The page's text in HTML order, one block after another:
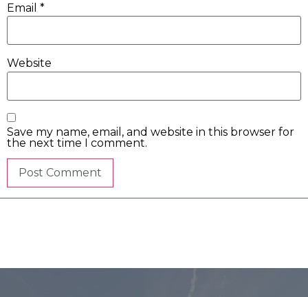
Email *
Website
Save my name, email, and website in this browser for
the next time I comment.